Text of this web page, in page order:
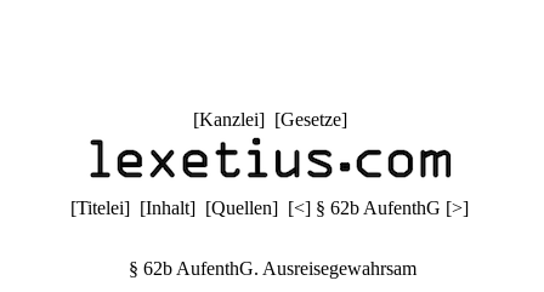
[Kanzlei] [Gesetze]
[Titelei] [Inhalt] [Quellen] [<] § 62b AufenthG [>]
§ 62b AufenthG. Ausreisegewahrsam